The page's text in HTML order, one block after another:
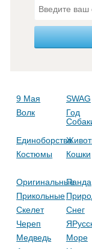
9 Мая SWAG
Волк
Год
Единоборства
Костюмы
Кошки
ОригинальныеПанда
Прикольные
Скелет
Снег
Череп
Медведь
Море